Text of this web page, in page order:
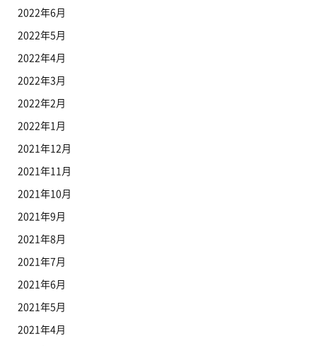
2022年6月
2022年5月
2022年4月
2022年3月
2022年2月
2022年1月
2021年12月
2021年11月
2021年10月
2021年9月
2021年8月
2021年7月
2021年6月
2021年5月
2021年4月